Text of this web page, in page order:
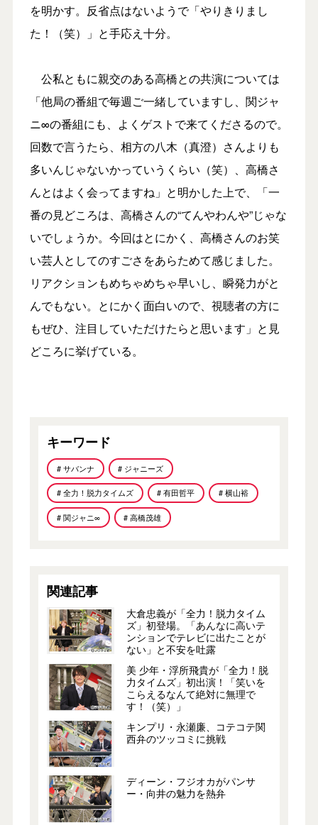
を明かす。反省点はないようで「やりきりまし
た！（笑）」と手応え十分。
公私ともに親交のある高橋との共演については
「他局の番組で毎週ご一緒していますし、関ジャ
ニ∞の番組にも、よくゲストで来てくださるので。
回数で言うたら、相方の八木（真澄）さんよりも
多いんじゃないかっていうくらい（笑）、高橋さ
んとはよく会ってますね」と明かした上で、「一
番の見どころは、高橋さんの“てんやわんや”じゃな
いでしょうか。今回はとにかく、高橋さんのお笑
い芸人としてのすごさをあらためて感じました。
リアクションもめちゃめちゃ早いし、瞬発力がと
んでもない。とにかく面白いので、視聴者の方に
もぜひ、注目していただけたらと思います」と見
どころに挙げている。
キーワード
# サバンナ # ジャニーズ
# 全力！脱力タイムズ # 有田哲平 # 横山裕
# 関ジャニ∞ # 高橋茂雄
関連記事
大倉忠義が「全力！脱力タイム
ズ」初登場。「あんなに高いテ
ンションでテレビに出たことが
ない」と不安を吐露
美 少年・浮所飛貴が「全力！脱
力タイムズ」初出演！「笑いを
こらえるなんて絶対に無理で
す！（笑）」
キンプリ・永瀬廉、コテコテ関
西弁のツッコミに挑戦
ディーン・フジオカがパンサ
ー・向井の魅力を熱弁